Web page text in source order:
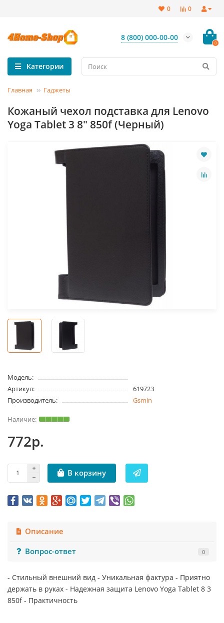
0
0
8 (800) 000-00-00
0
Категории
Главная Гаджеты
Кожаный чехол подставка для Lenovo
Yoga Tablet 3 8" 850f (Черный)
Модель:
Артикул:
619723
Производитель:
Gsmin
772р.
В корзину
Описание
Вопрос-ответ
0
- Стильный внешний вид - Уникальная фактура - Приятно
держать в руках - Надежная защита Lenovo Yoga Tablet 8 3
850f - Практичность